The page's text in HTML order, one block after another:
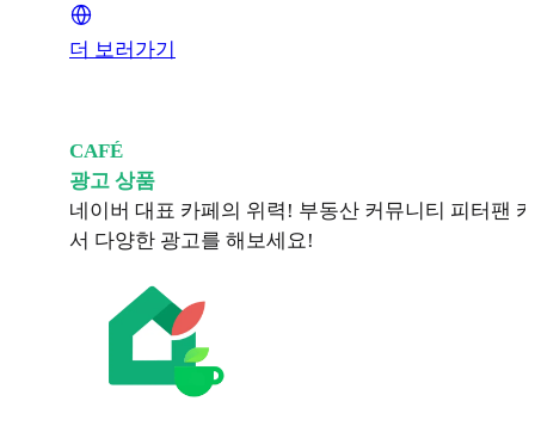
더 보러가기
CAFÉ
광고 상품
네이버 대표 카페의 위력! 부동산 커뮤니티 피터팬
서 다양한 광고를 해보세요!